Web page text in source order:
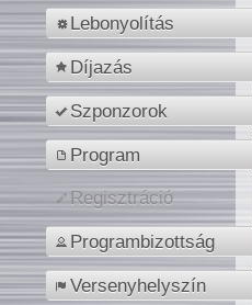
Lebonyolítás
Díjazás
Szponzorok
Program
Regisztráció
Programbizottság
Versenyhelyszín